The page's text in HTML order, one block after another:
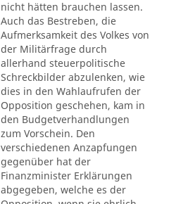
nicht hätten brauchen lassen.
Auch das Bestreben, die
Aufmerksamkeit des Volkes von
der Militärfrage durch
allerhand steuerpolitische
Schreckbilder abzulenken, wie
dies in den Wahlaufrufen der
Opposition geschehen, kam in
den Budgetverhandlungen
zum Vorschein. Den
verschiedenen Anzapfungen
gegenüber hat der
Finanzminister Erklärungen
abgegeben, welche es der